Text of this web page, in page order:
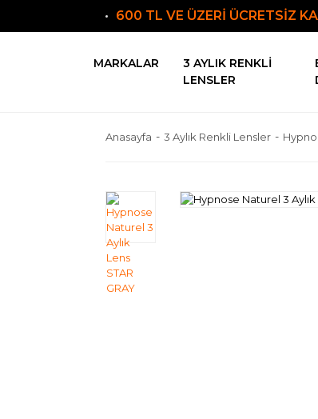
600 TL VE ÜZERİ ÜCRETSİZ
MARKALAR
3 AYLIK RENKLI
LENSLER
Anasayfa 3 Aylık Renkli Lensler